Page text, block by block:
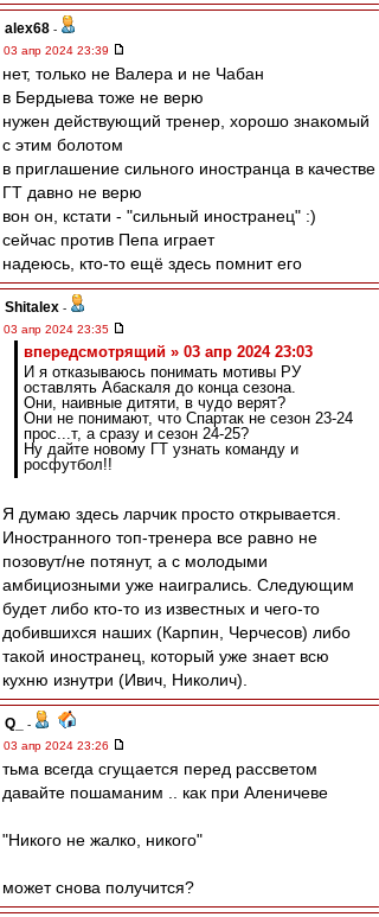
alex68 -
03 апр 2024 23:39
нет, только не Валера и не Чабан
в Бердыева тоже не верю
нужен действующий тренер, хорошо знакомый
с этим болотом
в приглашение сильного иностранца в качестве
ГТ давно не верю
вон он, кстати - "сильный иностранец" :)
сейчас против Пепа играет
надеюсь, кто-то ещё здесь помнит его
Shitalex -
03 апр 2024 23:35
впередсмотрящий » 03 апр 2024 23:03
И я отказываюсь понимать мотивы РУ
оставлять Абаскаля до конца сезона.
Они, наивные дитяти, в чудо верят?
Они не понимают, что Спартак не сезон 23-24
прос...т, а сразу и сезон 24-25?
Ну дайте новому ГТ узнать команду и
росфутбол!!
Я думаю здесь ларчик просто открывается.
Иностранного топ-тренера все равно не
позовут/не потянут, а с молодыми
амбициозными уже наигрались. Следующим
будет либо кто-то из известных и чего-то
добившихся наших (Карпин, Черчесов) либо
такой иностранец, который уже знает всю
кухню изнутри (Ивич, Николич).
Q_
-
03 апр 2024 23:26
тьма всегда сгущается перед рассветом
давайте пошаманим .. как при Аленичеве
"Никого не жалко, никого"
может снова получится?